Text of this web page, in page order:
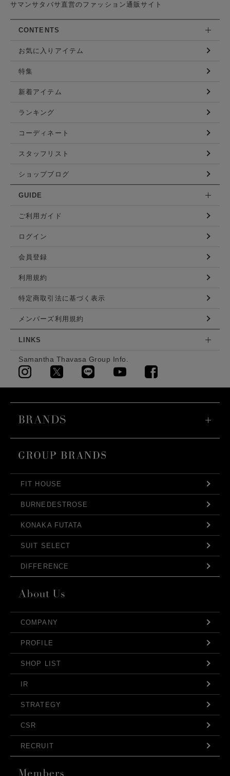
サマンサタバサ直営のファッション通販サイト
CONTENTS
お気に入りアイテム
特集
新着アイテム
ランキング
コーディネート
スタッフリスト
ショップブログ
GUIDE
ご利用ガイド
ログイン
会員登録
利用規約
特定商取引法に基づく表示
メンバーズ利用規約
LINKS
Samantha Thavasa Group Info.
FIT HOUSE
BURNEDESTROSE
KONAKA FUTATA
SUIT SELECT
DIFFERENCE
COMPANY
PROFILE
SHOP LIST
IR
STRATEGY
CSR
RECRUIT